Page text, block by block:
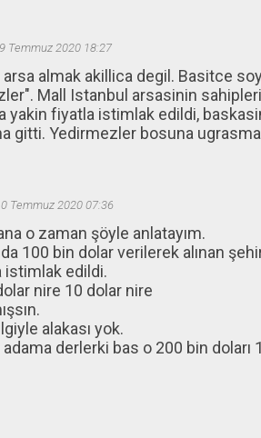
9 Temmuz 2020 18:27
arsa almak akillica degil. Basitce
Mall Istanbul arsasinin
yakin fiyatla istimlak edildi,
gitti. Yedirmezler bosuna
Temmuz 2020 07:36
o zaman şöyle anlatayım.
100 bin dolar verilerek alınan
istimlak edildi.
nire 10 dolar nire
alakası yok.
derlerki bas o 200 bin